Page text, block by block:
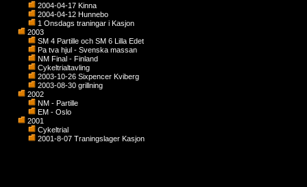
2004-04-17 Kinna
2004-04-12 Hunnebo
1 Onsdags traningar i Kasjon
2003
SM 4 Partille och SM 6 Lilla Edet
Pa tva hjul - Svenska massan
NM Final - Finland
Cykeltrialtavling
2003-10-26 Sixpencer Kviberg
2003-08-30 grillning
2002
NM - Partille
EM - Oslo
2001
Cykeltrial
2001-8-07 Traningslager Kasjon